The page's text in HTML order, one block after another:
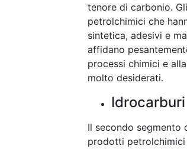
tenore di carbonio.
petrolchimici che
sintetica, adesivi e
affidano
processi chimici e
molto desiderati.
Il secondo
prodotti